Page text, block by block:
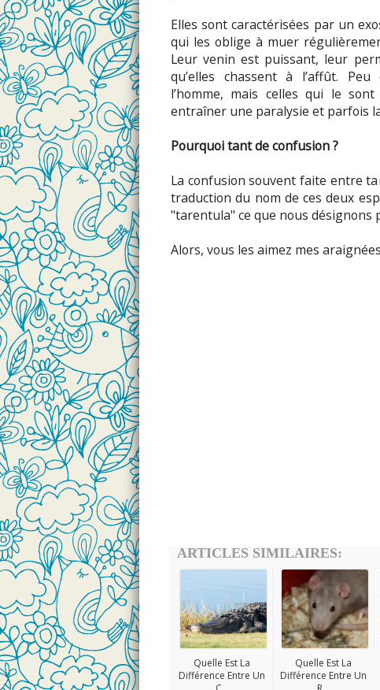
Elles sont caractérisées par un
qui les oblige à muer
Leur venin est puissant, leur
qu’elles chassent à l’affût.
l’homme, mais celles qui le
entraîner une paralysie et parfois
Pourquoi tant de confusion ?
La confusion souvent faite entre
traduction du nom de ces deux
"tarentula" ce que nous désignons
Alors, vous les aimez mes
ARTICLES SIMILAIRES:
Quelle Est La
Différence Entre Un
Quelle Est La
Différence Entre Un